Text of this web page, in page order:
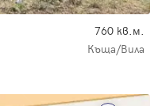
760 кв.м.
Къща/Вила